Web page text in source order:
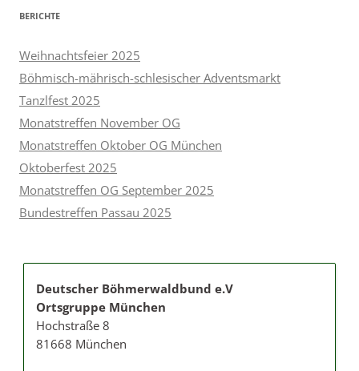
BERICHTE
Weihnachtsfeier 2025
Böhmisch-mährisch-schlesischer Adventsmarkt
Tanzlfest 2025
Monatstreffen November OG
Monatstreffen Oktober OG München
Oktoberfest 2025
Monatstreffen OG September 2025
Bundestreffen Passau 2025
Deutscher Böhmerwaldbund e.V
Ortsgruppe München
Hochstraße 8
81668 München